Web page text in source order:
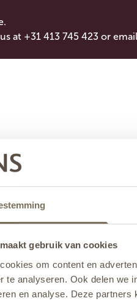
gebruik van cookies
om content en
te analyseren. Ook delen we
en analyse. Deze
at +31 413 745 423 or